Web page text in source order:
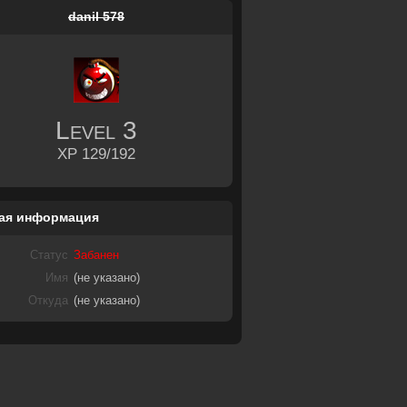
danil 578
Level 3
XP 129/192
информация
Статус Забанен
Имя (не указано)
Откуда (не указано)